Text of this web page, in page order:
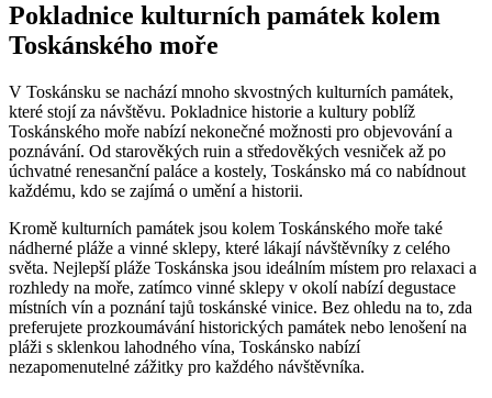
Pokladnice kulturních památek kolem
Toskánského moře
V Toskánsku se nachází mnoho skvostných kulturních památek,
které stojí za návštěvu. Pokladnice historie a kultury poblíž
Toskánského moře nabízí nekonečné možnosti pro objevování a
poznávání. Od starověkých ruin a středověkých vesniček až po
úchvatné renesanční paláce a kostely, Toskánsko má co nabídnout
každému, kdo se zajímá o umění a historii.
Kromě kulturních památek jsou kolem Toskánského moře také
nádherné pláže a vinné sklepy, které lákají návštěvníky z celého
světa. Nejlepší pláže Toskánska jsou ideálním místem pro relaxaci a
rozhledy na moře, zatímco vinné sklepy v okolí nabízí degustace
místních vín a poznání tajů toskánské vinice. Bez ohledu na to, zda
preferujete prozkoumávání historických památek nebo lenošení na
pláži s sklenkou lahodného vína, Toskánsko nabízí
nezapomenutelné zážitky pro každého návštěvníka.